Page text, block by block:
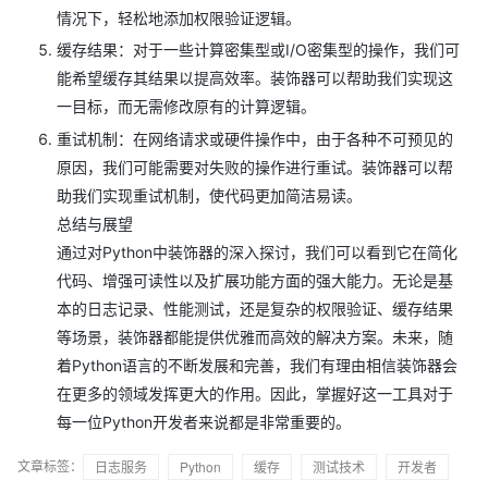
情况下，轻松地添加权限验证逻辑。
缓存结果：对于一些计算密集型或I/O密集型的操作，我们可
能希望缓存其结果以提高效率。装饰器可以帮助我们实现这
一目标，而无需修改原有的计算逻辑。
重试机制：在网络请求或硬件操作中，由于各种不可预见的
原因，我们可能需要对失败的操作进行重试。装饰器可以帮
助我们实现重试机制，使代码更加简洁易读。
总结与展望
通过对Python中装饰器的深入探讨，我们可以看到它在简化
代码、增强可读性以及扩展功能方面的强大能力。无论是基
本的日志记录、性能测试，还是复杂的权限验证、缓存结果
等场景，装饰器都能提供优雅而高效的解决方案。未来，随
着Python语言的不断发展和完善，我们有理由相信装饰器会
在更多的领域发挥更大的作用。因此，掌握好这一工具对于
每一位Python开发者来说都是非常重要的。
文章标签： 日志服务 Python 缓存 测试技术 开发者